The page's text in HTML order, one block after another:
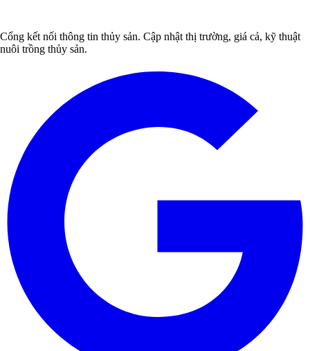
Cổng kết nối thông tin thủy sản. Cập nhật thị trường, giá cả, kỹ thuật
nuôi trồng thủy sản.